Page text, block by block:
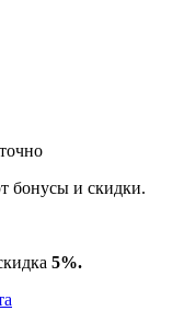
бонусы и скидки.
5%.